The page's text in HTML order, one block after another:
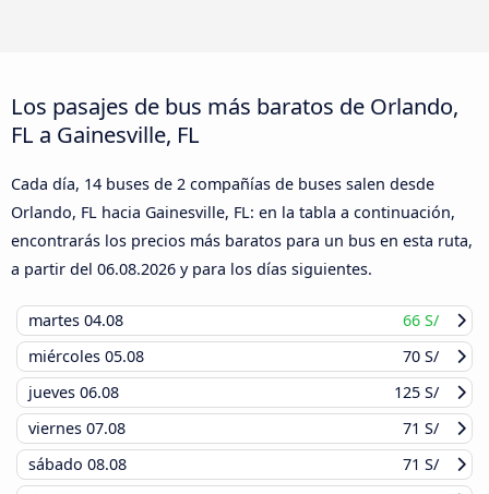
Los pasajes de bus más baratos de Orlando,
FL a Gainesville, FL
Cada día, 14 buses de 2 compañías de buses salen desde
Orlando, FL hacia Gainesville, FL: en la tabla a continuación,
encontrarás los precios más baratos para un bus en esta ruta,
a partir del 06.08.2026 y para los días siguientes.
martes 04.08
66 S/
miércoles 05.08
70 S/
jueves 06.08
125 S/
viernes 07.08
71 S/
sábado 08.08
71 S/